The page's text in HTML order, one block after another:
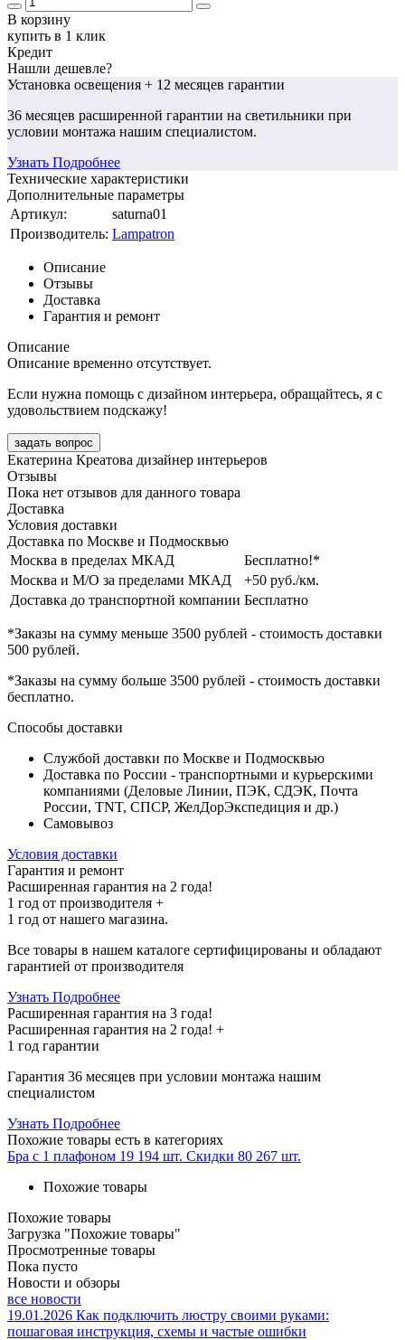
В корзину
купить в 1 клик
Кредит
Нашли дешевле?
Установка освещения + 12 месяцев гарантии
36 месяцев расширенной гарантии на светильники при
условии монтажа нашим специалистом.
Узнать Подробнее
Технические характеристики
Дополнительные параметры
Артикул:
saturna01
Производитель: Lampatron
Описание
Отзывы
Доставка
Гарантия и ремонт
Описание
Описание временно отсутствует.
Если нужна помощь с дизайном интерьера, обращайтесь, я с
удовольствием подскажу!
задать вопрос
Екатерина Креатова дизайнер интерьеров
Отзывы
Пока нет отзывов для данного товара
Доставка
Условия доставки
Доставка по Москве и Подмосквью
Москва в пределах МКАД
Бесплатно!*
Москва и М/О за пределами МКАД
+50 руб./км.
Доставка до транспортной компании Бесплатно
*Заказы на сумму меньше 3500 рублей - стоимость доставки
500 рублей.
*Заказы на сумму больше 3500 рублей - стоимость доставки
бесплатно.
Способы доставки
Службой доставки по Москве и Подмосквью
Доставка по России - транспортными и курьерскими
компаниями (Деловые Линии, ПЭК, СДЭК, Почта
России, TNT, СПСР, ЖелДорЭкспедиция и др.)
Самовывоз
Условия доставки
Гарантия и ремонт
Расширенная гарантия на 2 года!
1 год от производителя +
1 год от нашего магазина.
Все товары в нашем каталоге сертифицированы и обладают
гарантией от производителя
Узнать Подробнее
Расширенная гарантия на 3 года!
Расширенная гарантия на 2 года! +
1 год гарантии
Гарантия 36 месяцев при условии монтажа нашим
специалистом
Узнать Подробнее
Похожие товары есть в категориях
Бра с 1 плафоном 19 194 шт. Скидки 80 267 шт.
Похожие товары
Похожие товары
Загрузка "Похожие товары"
Просмотренные товары
Пока пусто
Новости и обзоры
все новости
19.01.2026 Как подключить люстру своими руками:
пошаговая инструкция, схемы и частые ошибки